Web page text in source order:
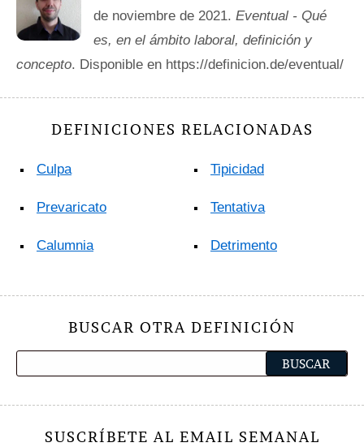
de noviembre de 2021. Eventual - Qué
es, en el ámbito laboral, definición y
concepto. Disponible en https://definicion.de/eventual/
DEFINICIONES RELACIONADAS
Culpa
Prevaricato
Calumnia
Tipicidad
Tentativa
Detrimento
BUSCAR OTRA DEFINICIÓN
SUSCRÍBETE AL EMAIL SEMANAL